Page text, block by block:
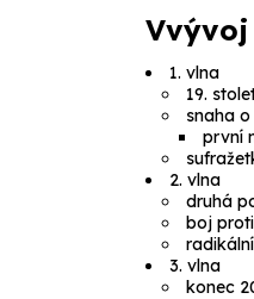
1. vlna
19.
snaha
první
2. vlna
druhá
boj
3. vlna
konec